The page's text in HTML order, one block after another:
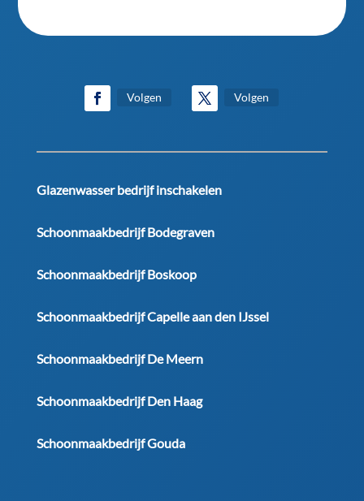
Volgen Volgen
Glazenwasser bedrijf inschakelen
Schoonmaakbedrijf Bodegraven
Schoonmaakbedrijf Boskoop
Schoonmaakbedrijf Capelle aan den IJssel
Schoonmaakbedrijf De Meern
Schoonmaakbedrijf Den Haag
Schoonmaakbedrijf Gouda